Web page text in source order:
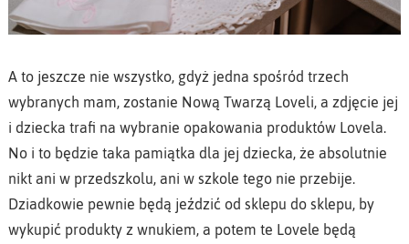
A to jeszcze nie wszystko, gdyż jedna spośród trzech
wybranych mam, zostanie Nową Twarzą Loveli, a zdjęcie jej
i dziecka trafi na wybranie opakowania produktów Lovela.
No i to będzie taka pamiątka dla jej dziecka, że absolutnie
nikt ani w przedszkolu, ani w szkole tego nie przebije.
Dziadkowie pewnie będą jeździć od sklepu do sklepu, by
wykupić produkty z wnukiem, a potem te Lovele będą